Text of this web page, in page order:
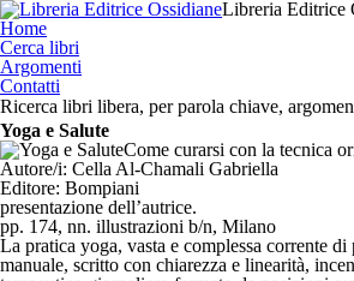
Libreria Editrice
Home
Cerca libri
Argomenti
Contatti
Ricerca libri libera, per parola chiave,
Yoga e Salute
Come curarsi con la tecnica
Autore/i: Cella Al-Chamali Gabriella
Editore: Bompiani
presentazione dell’autrice.
pp. 174, nn. illustrazioni b/n, Milano
La pratica yoga, vasta e complessa corrente
manuale, scritto con chiarezza e linearità,